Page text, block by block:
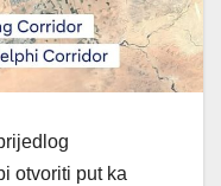
otvoriti put ka